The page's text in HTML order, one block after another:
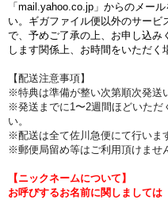
「mail.yahoo.co.jp」からのメー
い。 ギガファイル便以外のサービ
で、予めご了承の上、お申し込み
します関係上、お時間をいただく
【配送注意事項】
※特典は準備が整い次第順次発送
※発送までに1〜2週間ほどいただ
い。
※配送は全て佐川急便にて行いま
※郵便局留め等はご利用頂けませ
【ニックネームについて】
お呼びするお名前に関しましては